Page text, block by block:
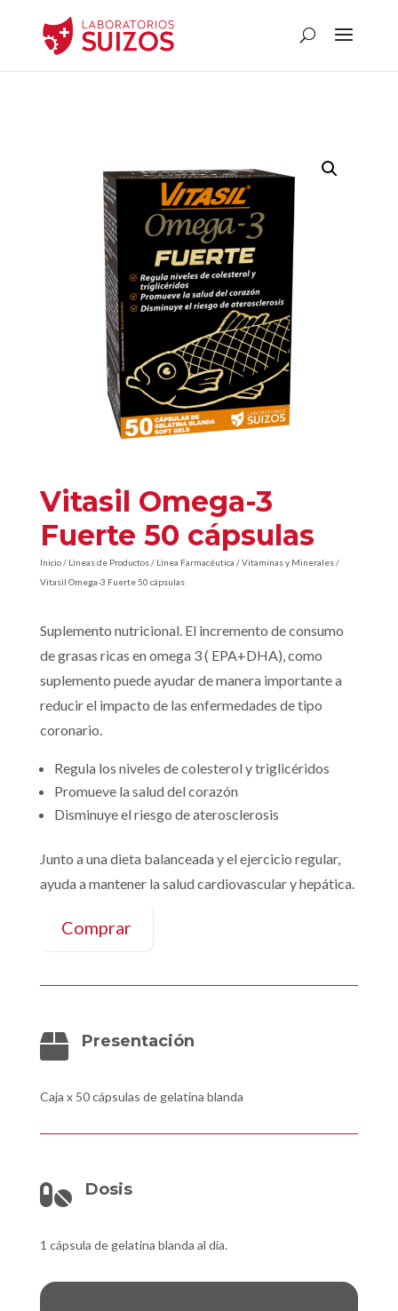
Vitasil Omega-3
Fuerte 50 cápsulas
Inicio/ Líneas de Productos/ Línea Farmacéutica /Vitaminas y Minerales/
Vitasil Omega-3 Fuerte 50 cápsulas
Suplemento nutricional. El incremento de consumo
de grasas ricas en omega 3 ( EPA+DHA), como
suplemento puede ayudar de manera importante a
reducir el impacto de las enfermedades de tipo
coronario.
Regula los niveles de colesterol y triglicéridos
Promueve la salud del corazón
Disminuye el riesgo de aterosclerosis
Junto a una dieta balanceada y el ejercicio regular,
ayuda a mantener la salud cardiovascular y hepática.
Comprar
 Presentación
Caja x 50 cápsulas de gelatina blanda
 Dosis
1 cápsula de gelatina blanda al día.